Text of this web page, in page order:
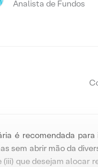
Analista de Fundos
é recomendada
sem abrir mão da
que desejam alocar